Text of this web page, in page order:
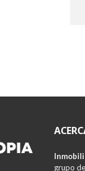
grupo